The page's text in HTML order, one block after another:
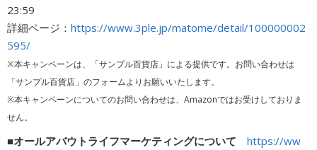
23:59
詳細ページ： https://www.3ple.jp/matome/detail/100000002
595/
※本キャンペーンは、「サンプル百貨店」による提供です。お問い合わせは
「サンプル百貨店」のフォームよりお願いいたします。
※本キャンペーンについてのお問い合わせは、Amazonではお受けしておりま
せん。
■オールアバウトライフマーケティングについて
https://ww